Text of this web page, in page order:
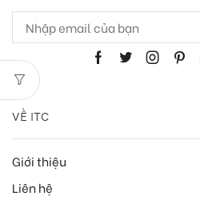
VỀ ITC
Giới thiệu
Liên hệ